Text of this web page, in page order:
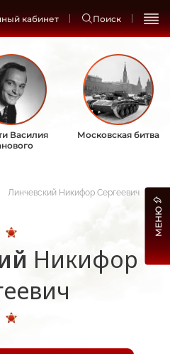
кабинет Поиск
Василия
Московская битва
Линчевский Никифор Сергеевич
Никифор
МЕНЮ